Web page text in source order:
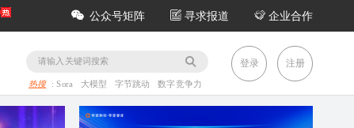
公众号矩阵 寻求报道 企业合作
热搜 :Sora 大模型 字节跳动 数字竞争力
登录 注册